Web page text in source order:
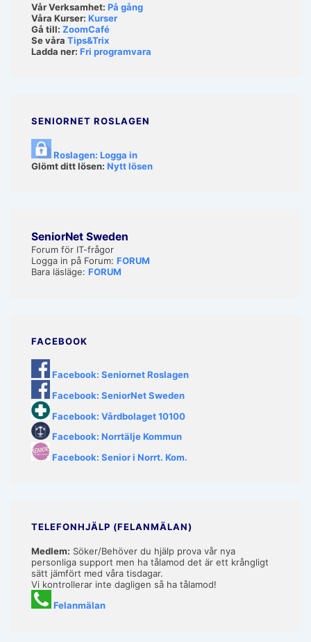
Vår Verksamhet: På gång
Våra Kurser: Kurser
Gå till: ZoomCafé
Se våra Tips&Trix
Ladda ner: Fri programvara
SENIORNET ROSLAGEN
Roslagen: Logga in
Glömt ditt lösen: Nytt lösen
SeniorNet Sweden
Forum för IT-frågor
Logga in på Forum: FORUM
Bara läsläge: FORUM
FACEBOOK
Facebook: Seniornet Roslagen
Facebook: SeniorNet Sweden
Facebook: Vårdbolaget 10100
Facebook: Norrtälje Kommun
Facebook: Senior i Norrt. Kom.
TELEFONHJÄLP (FELANMÄLAN)
Medlem: Söker/Behöver du hjälp prova vår nya
personliga support men ha tålamod det är ett krångligt
sätt jämfört med våra tisdagar.
Vi kontrollerar inte dagligen så ha tålamod!
Felanmälan